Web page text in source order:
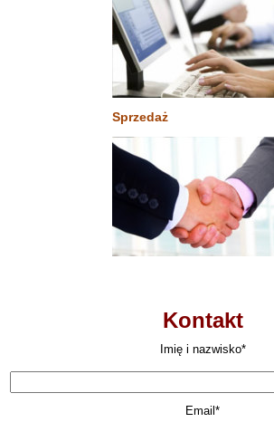
Sprzedaż
Kontakt
Imię i nazwisko*
Email*